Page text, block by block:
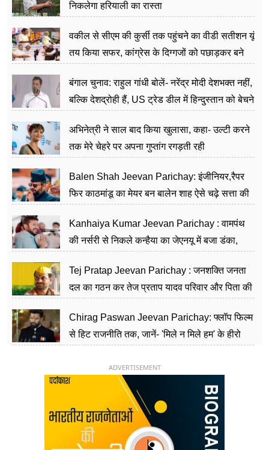
निकलेगा हरियाली का रास्ता
वकील से सीएम की कुर्सी तक पहुंचने का वीडी सतीशन यूं
तय किया सफर, कांग्रेस के दिग्गजों को पछाड़कर बने
बंगाल चुनाव: राहुल गांधी बोलें- नरेंद्र मोदी देशभक्त नहीं,
बल्कि देशद्रोही हैं, US ट्रेड डील में हिन्दुस्तान को बेचने
अभिनेत्री ने साल बाद किया खुलासा, कहा- उल्टी करने
तक मेरे चेहरे पर अपना गुप्तांग रगड़ती रही
Balen Shah Jeevan Parichay: इंजीनियर,रैपर
फिर काठमांडू का मेयर बन बालेन शाह ऐसे चढ़े सत्ता की
Kanhaiya Kumar Jeevan Parichay : वामपंथ
की नर्सरी से निकले कन्हैया का जेएनयू में बजा डंका,
Tej Pratap Jeevan Parichay : जनशक्ति जनता
दल का गठन कर तेज प्रताप यादव परिवार और पिता की
Chirag Paswan Jeevan Parichay: फ्लॉप फिल्म
से हिट राजनीति तक, जानें- 'मिले न मिले हम' के हीरो
ADVERTISEMENT